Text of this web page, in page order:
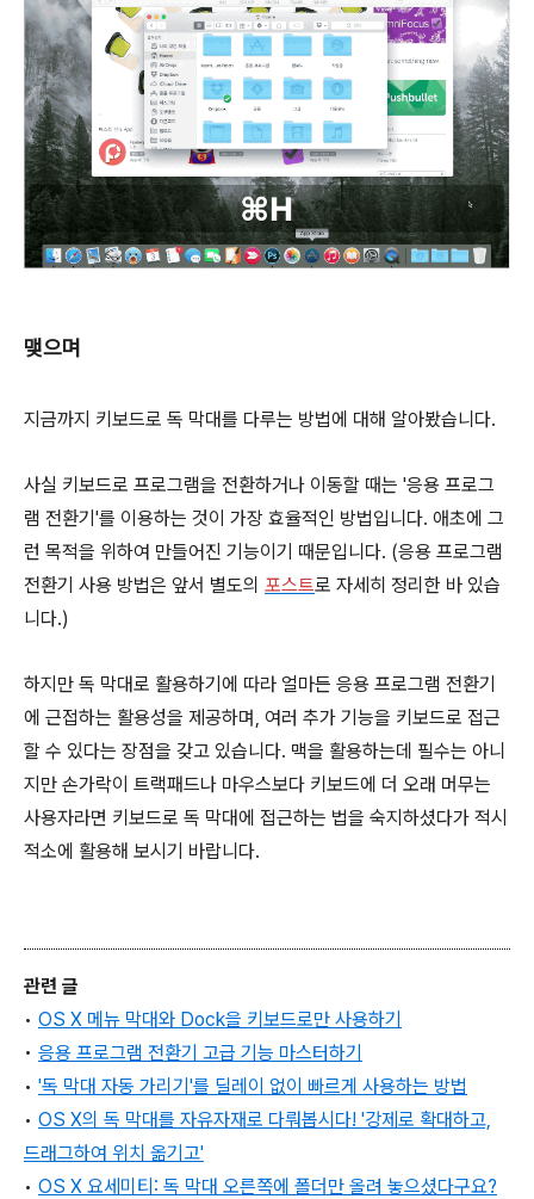
맺으며
지금까지 키보드로 독 막대를 다루는 방법에 대해 알아봤습니다.
사실 키보드로 프로그램을 전환하거나 이동할 때는 '응용 프로그
램 전환기'를 이용하는 것이 가장 효율적인 방법입니다. 애초에 그
런 목적을 위하여 만들어진 기능이기 때문입니다. (응용 프로그램
전환기 사용 방법은 앞서 별도의 포스트로 자세히 정리한 바 있습
니다.)
하지만 독 막대로 활용하기에 따라 얼마든 응용 프로그램 전환기
에 근접하는 활용성을 제공하며, 여러 추가 기능을 키보드로 접근
할 수 있다는 장점을 갖고 있습니다. 맥을 활용하는데 필수는 아니
지만 손가락이 트랙패드나 마우스보다 키보드에 더 오래 머무는
사용자라면 키보드로 독 막대에 접근하는 법을 숙지하셨다가 적시
적소에 활용해 보시기 바랍니다.
관련 글
• OS X 메뉴 막대와 Dock을 키보드로만 사용하기
• 응용 프로그램 전환기 고급 기능 마스터하기
• '독 막대 자동 가리기'를 딜레이 없이 빠르게 사용하는 방법
• OS X의 독 막대를 자유자재로 다뤄봅시다! '강제로 확대하고,
드래그하여 위치 옮기고'
• OS X 요세미티: 독 막대 오른쪽에 폴더만 올려 놓으셨다구요?